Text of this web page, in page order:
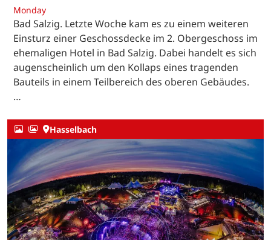
Monday
Bad Salzig. Letzte Woche kam es zu einem weiteren
Einsturz einer Geschossdecke im 2. Obergeschoss im
ehemaligen Hotel in Bad Salzig. Dabei handelt es sich
augenscheinlich um den Kollaps eines tragenden
Bauteils in einem Teilbereich des oberen Gebäudes.
…
Hasselbach